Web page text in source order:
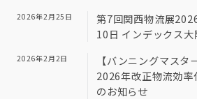
2026年2月25日
第7回関西物流展
10日 インデックス
2026年2月2日
【バンニングマスタ
2026年改正物流効率
のお知らせ